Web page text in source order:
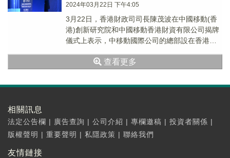
2024年03月22日 下午4:05
3月22日，香港財政司司長陳茂波在中國移動(香
港)創新研究院和中國移動香港財資有限公司揭牌
儀式上表示，中移動國際公司的總部設在香港，
查看更多
相關訊息
法定公告欄 | 廣告查詢 | 公司介紹 | 專欄邀稿 | 投資者關係 |
版權聲明 | 重要聲明 | 私隱政策 | 聯絡我們
友情鏈接